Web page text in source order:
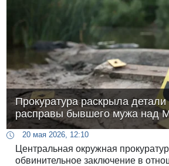
Прокуратура раскрыла детали
расправы бывшего мужа над
20 мая 2026, 12:10
Центральная окружная
обвинительное заключение в